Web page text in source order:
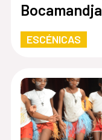
Bocamandja
ESCÉNICAS